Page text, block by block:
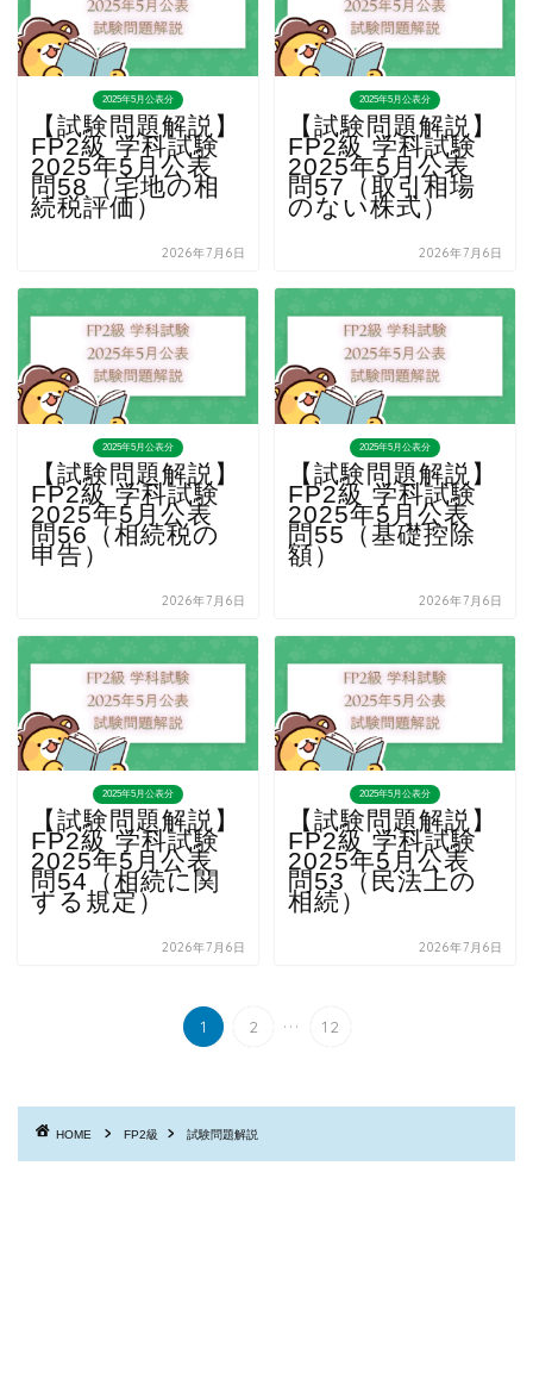
2025年5月公表分
【試験問題解説】
FP2級 学科試験
2025年5月公表
問58（宅地の相
続税評価）
2026年7月6日
2025年5月公表分
【試験問題解説】
FP2級 学科試験
2025年5月公表
問57（取引相場
のない株式）
2026年7月6日
2025年5月公表分
【試験問題解説】
FP2級 学科試験
2025年5月公表
問56（相続税の
申告）
2026年7月6日
2025年5月公表分
【試験問題解説】
FP2級 学科試験
2025年5月公表
問55（基礎控除
額）
2026年7月6日
2025年5月公表分
【試験問題解説】
FP2級 学科試験
2025年5月公表
問54（相続に関
する規定）
2026年7月6日
2025年5月公表分
【試験問題解説】
FP2級 学科試験
2025年5月公表
問53（民法上の
相続）
2026年7月6日
1 2 ... 12
HOME FP2級 試験問題解説